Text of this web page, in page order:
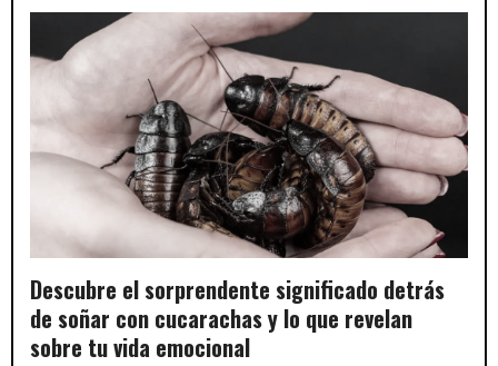
Descubre el sorprendente significado detrás
de soñar con cucarachas y lo que revelan
sobre tu vida emocional